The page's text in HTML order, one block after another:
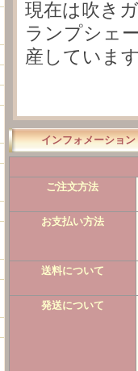
現在は吹き
ランプシェ
産していま
インフォメーション
ご注文方法
お支払い方法
送料について
発送について